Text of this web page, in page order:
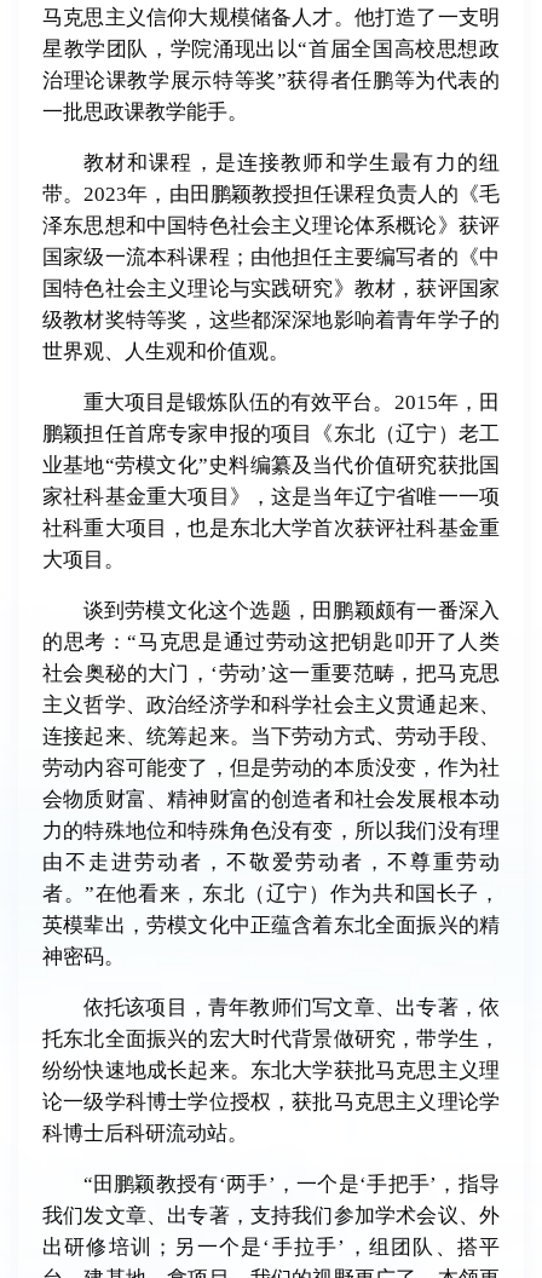
马克思主义信仰大规模储备人才。他打造了一支明
星教学团队，学院涌现出以“首届全国高校思想政
治理论课教学展示特等奖”获得者任鹏等为代表的
一批思政课教学能手。
教材和课程，是连接教师和学生最有力的纽
带。2023年，由田鹏颖教授担任课程负责人的《毛
泽东思想和中国特色社会主义理论体系概论》获评
国家级一流本科课程；由他担任主要编写者的《中
国特色社会主义理论与实践研究》教材，获评国家
级教材奖特等奖，这些都深深地影响着青年学子的
世界观、人生观和价值观。
重大项目是锻炼队伍的有效平台。2015年，田
鹏颖担任首席专家申报的项目《东北（辽宁）老工
业基地“劳模文化”史料编纂及当代价值研究获批国
家社科基金重大项目》，这是当年辽宁省唯一一项
社科重大项目，也是东北大学首次获评社科基金重
大项目。
谈到劳模文化这个选题，田鹏颖颇有一番深入
的思考：“马克思是通过劳动这把钥匙叩开了人类
社会奥秘的大门，‘劳动’这一重要范畴，把马克思
主义哲学、政治经济学和科学社会主义贯通起来、
连接起来、统筹起来。当下劳动方式、劳动手段、
劳动内容可能变了，但是劳动的本质没变，作为社
会物质财富、精神财富的创造者和社会发展根本动
力的特殊地位和特殊角色没有变，所以我们没有理
由不走进劳动者，不敬爱劳动者，不尊重劳动
者。”在他看来，东北（辽宁）作为共和国长子，
英模辈出，劳模文化中正蕴含着东北全面振兴的精
神密码。
依托该项目，青年教师们写文章、出专著，依
托东北全面振兴的宏大时代背景做研究，带学生，
纷纷快速地成长起来。东北大学获批马克思主义理
论一级学科博士学位授权，获批马克思主义理论学
科博士后科研流动站。
“田鹏颖教授有‘两手’，一个是‘手把手’，指导
我们发文章、出专著，支持我们参加学术会议、外
出研修培训；另一个是‘手拉手’，组团队、搭平